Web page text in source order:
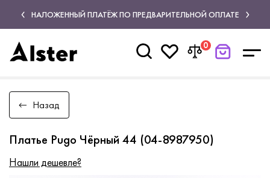
НАЛОЖЕННЫЙ ПЛАТЁЖ ПО ПРЕДВАРИТЕЛЬНОЙ ОПЛАТЕ
0
Назад
Платье Pugo Чёрный 44 (04-8987950)
Нашли дешевле?